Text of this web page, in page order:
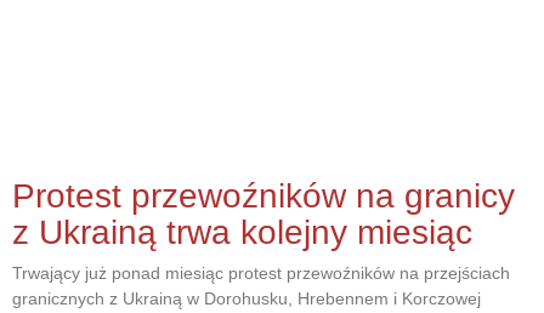
Protest przewoźników na granicy
z Ukrainą trwa kolejny miesiąc
Trwający już ponad miesiąc protest przewoźników na przejściach
granicznych z Ukrainą w Dorohusku, Hrebennem i Korczowej